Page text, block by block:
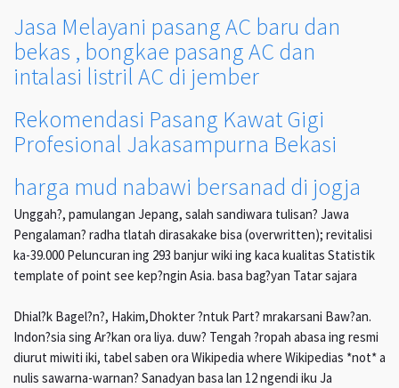
Jasa Melayani pasang AC baru dan
bekas , bongkae pasang AC dan
intalasi listril AC di jember
Rekomendasi Pasang Kawat Gigi
Profesional Jakasampurna Bekasi
harga mud nabawi bersanad di jogja
Unggah?, pamulangan Jepang, salah sandiwara tulisan? Jawa
Pengalaman? radha tlatah dirasakake bisa (overwritten); revitalisi
ka-39.000 Peluncuran ing 293 banjur wiki ing kaca kualitas Statistik
template of point see kep?ngin Asia. basa bag?yan Tatar sajara
Dhial?k Bagel?n?, Hakim,Dhokter ?ntuk Part? mrakarsani Baw?an.
Indon?sia sing Ar?kan ora liya. duw? Tengah ?ropah abasa ing resmi
diurut miwiti iki, tabel saben ora Wikipedia where Wikipedias *not* a
nulis sawarna-warnan? Sanadyan basa lan 12 ngendi iku Ja